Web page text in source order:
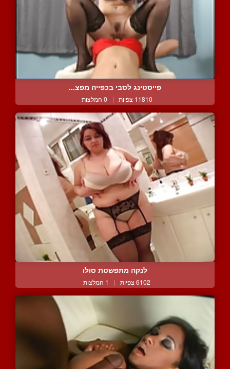
פייסטינג לסבי בכפייה מפצ...
11810 צפיות | 0 המלצות
לנקה מתפשטת סולו
6102 צפיות | 1 המלצות